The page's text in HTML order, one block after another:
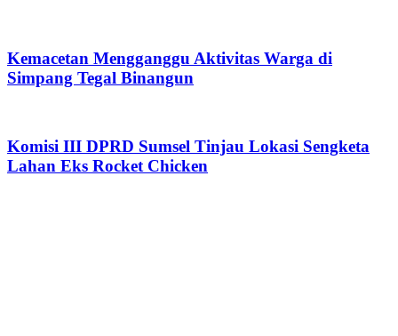
Kemacetan Mengganggu Aktivitas Warga di
Simpang Tegal Binangun
Komisi III DPRD Sumsel Tinjau Lokasi Sengketa
Lahan Eks Rocket Chicken